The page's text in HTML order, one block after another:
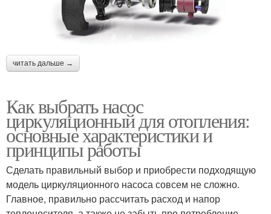
читать дальше →
Как выбрать насос
циркуляционный для отопления:
основные характеристики и
принципы работы
Сделать правильный выбор и приобрести подходящую
модель циркуляционного насоса совсем не сложно.
Главное, правильно рассчитать расход и напор